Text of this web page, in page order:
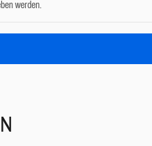
werden.